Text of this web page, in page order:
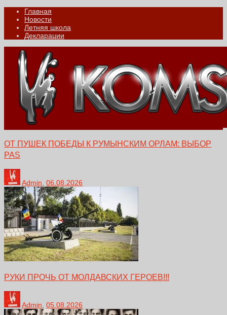
Главная
Новости
Летняя школа
Декларации
ОТ ПУШЕК ПОБЕДЫ К РУМЫНСКИМ ОРЛАМ: ВЫБОР
PAS
Admin 06.08.2026
РУКИ ПРОЧЬ ОТ МОЛДАВСКИХ ГЕРОЕВ!!!
Admin 05.08.2026